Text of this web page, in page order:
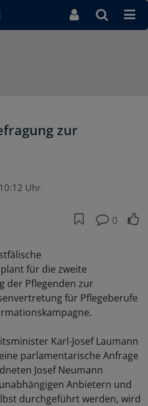
zur
Uhr
0
für die zweite
der Pflegenden zur
für Pflegeberufe
Karl-Josef Laumann
parlamentarische Anfrage
Josef Neumann
Anbietern und
durchgeführt werden, wird